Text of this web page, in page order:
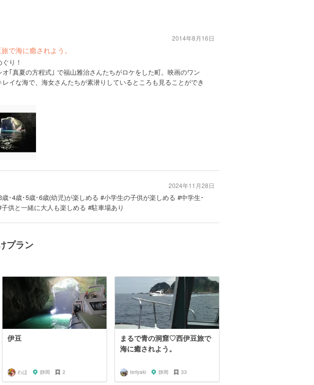
で海に癒されよう。
り！
｢真夏の方程式｣ で福山雅治さんたちがロケをした町。映画のワン
イな海で、海女さんたちが素潜りしているところも見ることができ
2014年8月16日
･4歳･5歳･6歳(幼児)が楽しめる #小学生の子供が楽しめる #中学生･
供と一緒に大人も楽しめる #駐車場あり
2024年11月28日
プラン
伊豆
わほ 静岡 2
まるで青の洞窟♡西伊豆旅で
海に癒されよう。
teriyaki 静岡 33